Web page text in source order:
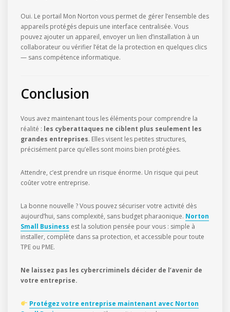
Oui. Le portail Mon Norton vous permet de gérer l’ensemble des
appareils protégés depuis une interface centralisée. Vous
pouvez ajouter un appareil, envoyer un lien d’installation à un
collaborateur ou vérifier l’état de la protection en quelques clics
— sans compétence informatique.
Conclusion
Vous avez maintenant tous les éléments pour comprendre la
réalité : les cyberattaques ne ciblent plus seulement les
grandes entreprises. Elles visent les petites structures,
précisément parce qu’elles sont moins bien protégées.
Attendre, c’est prendre un risque énorme. Un risque qui peut
coûter votre entreprise.
La bonne nouvelle ? Vous pouvez sécuriser votre activité dès
aujourd’hui, sans complexité, sans budget pharaonique. Norton
Small Business est la solution pensée pour vous : simple à
installer, complète dans sa protection, et accessible pour toute
TPE ou PME.
Ne laissez pas les cybercriminels décider de l’avenir de
votre entreprise.
Protégez votre entreprise maintenant avec Norton